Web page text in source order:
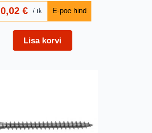
0,02€ tk
Lisa korvi